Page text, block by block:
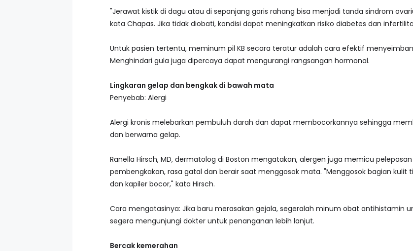
"Jerawat kistik di dagu atau di sepanjang garis rahang bisa menjadi tanda sindrom
kata Chapas. Jika tidak diobati, kondisi dapat meningkatkan risiko diabetes dan
Untuk pasien tertentu, meminum pil KB secara teratur adalah cara efektif
Menghindari gula juga dipercaya dapat mengurangi rangsangan hormonal.
Lingkaran gelap dan bengkak di bawah mata
Penyebab: Alergi
Alergi kronis melebarkan pembuluh darah dan dapat membocorkannya sehingga
dan berwarna gelap.
Ranella Hirsch, MD, dermatolog di Boston mengatakan, alergen juga memicu
pembengkakan, rasa gatal dan berair saat menggosok mata. "Menggosok bagian
dan kapiler bocor," kata Hirsch.
Cara mengatasinya: Jika baru merasakan gejala, segeralah minum obat antihistamin
segera mengunjungi dokter untuk penanganan lebih lanjut.
Bercak kemerahan